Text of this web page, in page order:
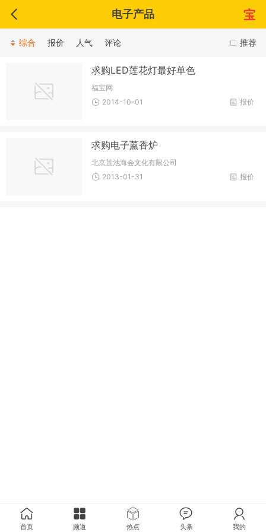
电子产品
推荐
综合 报价 人气 评论
求购LED莲花灯最好单色
福宝网
报价
2014-10-01
求购电子薰香炉
北京莲池海会文化有限公司
报价
2013-01-31
首页 频道 热点 头条 我的